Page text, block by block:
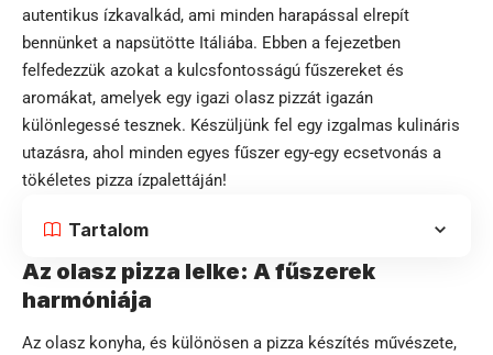
autentikus ízkavalkád, ami minden harapással elrepít
bennünket a napsütötte Itáliába. Ebben a fejezetben
felfedezzük azokat a kulcsfontosságú fűszereket és
aromákat, amelyek egy igazi olasz pizzát igazán
különlegessé tesznek. Készüljünk fel egy izgalmas kulináris
utazásra, ahol minden egyes fűszer egy-egy ecsetvonás a
tökéletes pizza ízpalettáján!
Tartalom
Az olasz pizza lelke: A fűszerek
harmóniája
Az olasz konyha, és különösen a pizza készítés művészete,